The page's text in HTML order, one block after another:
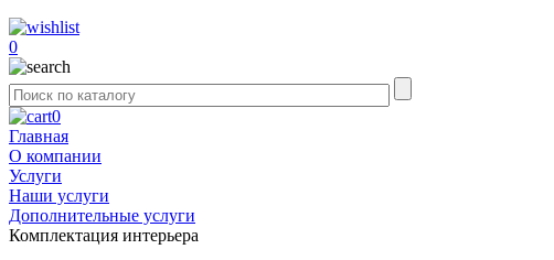
0
0
Главная
О компании
Услуги
Наши услуги
Дополнительные услуги
Комплектация интерьера